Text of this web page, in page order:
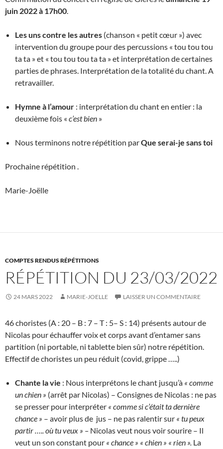
juin 2022 à 17h00.
Les uns contre les autres (chanson « petit cœur ») avec
intervention du groupe pour des percussions « tou tou tou
ta ta » et « tou tou tou ta ta » et interprétation de certaines
parties de phrases. Interprétation de la totalité du chant. A
retravailler.
Hymne à l’amour : interprétation du chant en entier : la
deuxième fois « c’est bien »
Nous terminons notre répétition parQue serai-je sans toi
Prochaine répétition .
Marie-Joëlle
COMPTES RENDUS RÉPÉTITIONS
RÉPÉTITION DU 23/03/2022
24 MARS 2022 MARIE-JOELLE LAISSER UN COMMENTAIRE
46 choristes (A : 20 – B : 7 – T : 5– S : 14) présents autour de
Nicolas pour échauffer voix et corps avant d’entamer sans
partition (ni portable, ni tablette bien sûr) notre répétition.
Effectif de choristes un peu réduit (covid, grippe …..)
Chante la vie : Nous interprétons le chant jusqu’à « comme
un chien » (arrêt par Nicolas) – Consignes de Nicolas : ne pas
se presser pour interpréter « comme si c’était ta dernière
chance » – avoir plus de jus – ne pas ralentir sur « tu peux
partir ….. où tu veux » – Nicolas veut nous voir sourire – Il
veut un son constant pour « chance » « chien » « rien ». La